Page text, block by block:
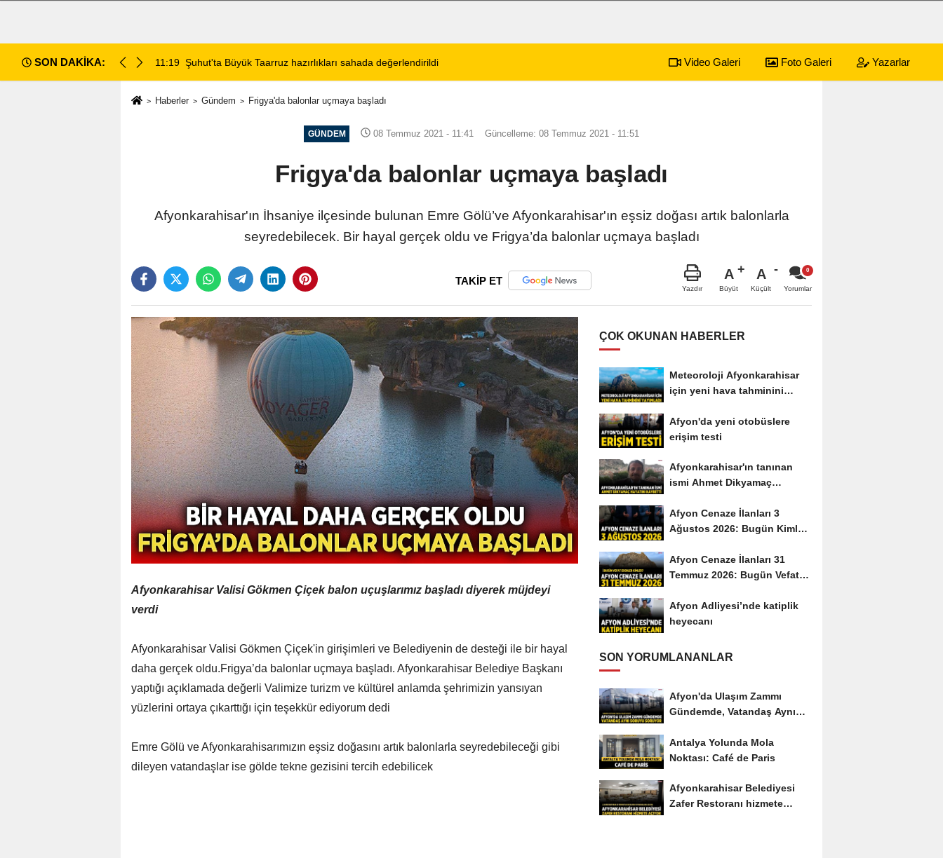
SON DAKİKA:
değerlendirildi 11:18 Afyon Cenaze İlanları: 7 Ağustos 2026 Cuma Defin Bilgileri Açıklandı Dinar'da beş gün sürecek festival programı açıklandı 01:17
Video Galeri Foto Galeri Yazarlar
Haberler Gündem Frigya'da balonlar uçmaya başladı
GÜNDEM 08 Temmuz 2021 - 11:41 Güncelleme: 08 Temmuz 2021 - 11:51
Frigya'da balonlar uçmaya başladı
Afyonkarahisar'ın İhsaniye ilçesinde bulunan Emre Gölü’ve Afyonkarahisar'ın eşsiz doğası artık balonlarla
seyredebilecek. Bir hayal gerçek oldu ve Frigya’da balonlar uçmaya başladı
TAKİP ET
Yazdır
A
Büyüt
A
Küçült Yorumlar
Afyonkarahisar Valisi Gökmen Çiçek balon uçuşlarımız başladı diyerek müjdeyi
verdi
Afyonkarahisar Valisi Gökmen Çiçek'in girişimleri ve Belediyenin de desteği ile bir hayal
daha gerçek oldu.Frigya’da balonlar uçmaya başladı. Afyonkarahisar Belediye Başkanı
yaptığı açıklamada değerli Valimize turizm ve kültürel anlamda şehrimizin yansıyan
yüzlerini ortaya çıkarttığı için teşekkür ediyorum dedi
Emre Gölü ve Afyonkarahisarımızın eşsiz doğasını artık balonlarla seyredebileceği gibi
dileyen vatandaşlar ise gölde tekne gezisini tercih edebilicek
ÇOK OKUNAN HABERLER
Meteoroloji Afyonkarahisar
için yeni hava tahminini
Afyon'da yeni otobüslere
erişim testi
Afyonkarahisar'ın tanınan
ismi Ahmet Dikyamaç
Afyon Cenaze İlanları 3
Ağustos 2026: Bugün Kimler
Afyon Cenaze İlanları 31
Temmuz 2026: Bugün Vefat
Afyon Adliyesi’nde katiplik
heyecanı
SON YORUMLANANLAR
Afyon'da Ulaşım Zammı
Gündemde, Vatandaş Aynı
Antalya Yolunda Mola
Noktası: Café de Paris
Afyonkarahisar Belediyesi
Zafer Restoranı hizmete